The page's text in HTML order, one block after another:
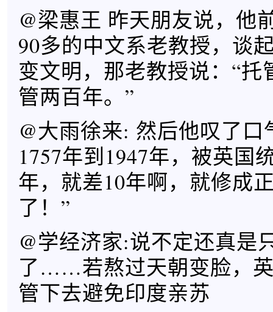
@梁惠王 昨天朋友说，他
90多的中文系老教授，谈
变文明，那老教授说：“托
管两百年。”
@大雨徐来: 然后他叹了口
1757年到1947年，被英国
年，就差10年啊，就修成
了！”
@学经济家:说不定还真是
了……若熬过天朝变脸，
管下去避免印度亲苏